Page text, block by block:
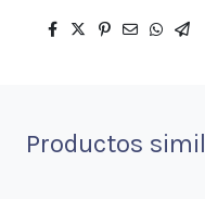
Productos